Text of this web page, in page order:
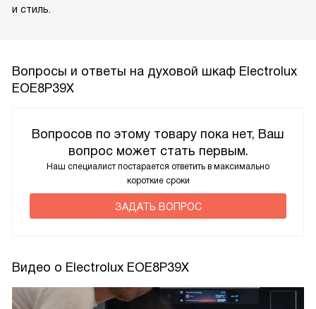
и стиль.
Вопросы и ответы на духовой шкаф Electrolux
EOE8P39X
Вопросов по этому товару пока нет, Ваш
вопрос может стать первым.
Наш специалист постарается ответить в максимально
короткие сроки
ЗАДАТЬ ВОПРОС
Видео о Electrolux EOE8P39X